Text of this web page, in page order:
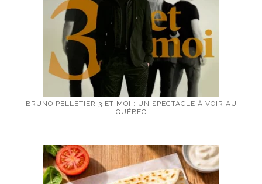
BRUNO PELLETIER 3 ET MOI : UN SPECTACLE À VOIR AU
QUÉBEC